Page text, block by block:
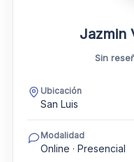
Jazmin
Sin
Ubicación
San Luis
Modalidad
Online · Presencial